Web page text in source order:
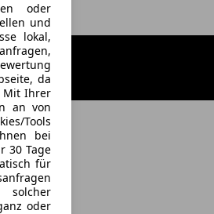
oder
und
lokal,
da
Mit Ihrer
an von
Tools
bei
30 Tage
für
oder